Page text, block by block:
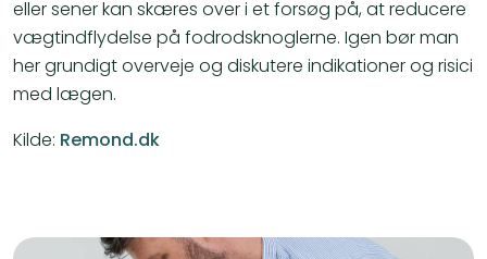
eller sener kan skæres over i et forsøg på, at reducere
vægtindflydelse på fodrodsknoglerne. Igen bør man
her grundigt overveje og diskutere indikationer og risici
med lægen.
Kilde: Remond.dk